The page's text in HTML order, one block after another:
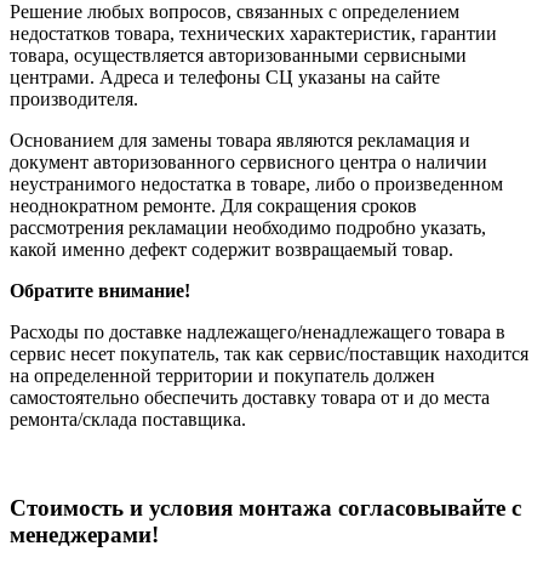
Решение любых вопросов, связанных с определением
недостатков товара, технических характеристик, гарантии
товара, осуществляется авторизованными сервисными
центрами. Адреса и телефоны СЦ указаны на сайте
производителя.
Основанием для замены товара являются рекламация и
документ авторизованного сервисного центра о наличии
неустранимого недостатка в товаре, либо о произведенном
неоднократном ремонте. Для сокращения сроков
рассмотрения рекламации необходимо подробно указать,
какой именно дефект содержит возвращаемый товар.
Обратите внимание!
Расходы по доставке надлежащего/ненадлежащего товара в
сервис несет покупатель, так как сервис/поставщик находится
на определенной территории и покупатель должен
самостоятельно обеспечить доставку товара от и до места
ремонта/склада поставщика.
Cтоимость и условия монтажа согласовывайте с
менеджерами!